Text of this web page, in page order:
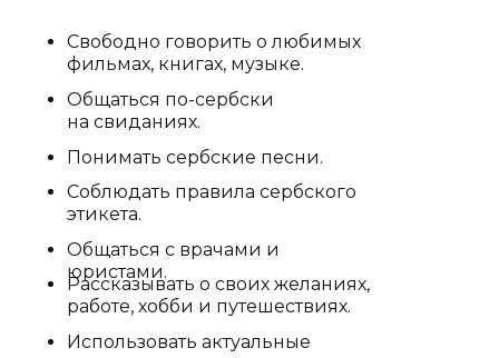
Общаться по-сербски
на свиданиях.
Свободно говорить о любимых
фильмах, книгах, музыке.
Понимать сербские песни.
Общаться с врачами и
юристами.
Соблюдать правила сербского
этикета.
Рассказывать о своих желаниях,
работе, хобби и путешествиях.
Использовать актуальные